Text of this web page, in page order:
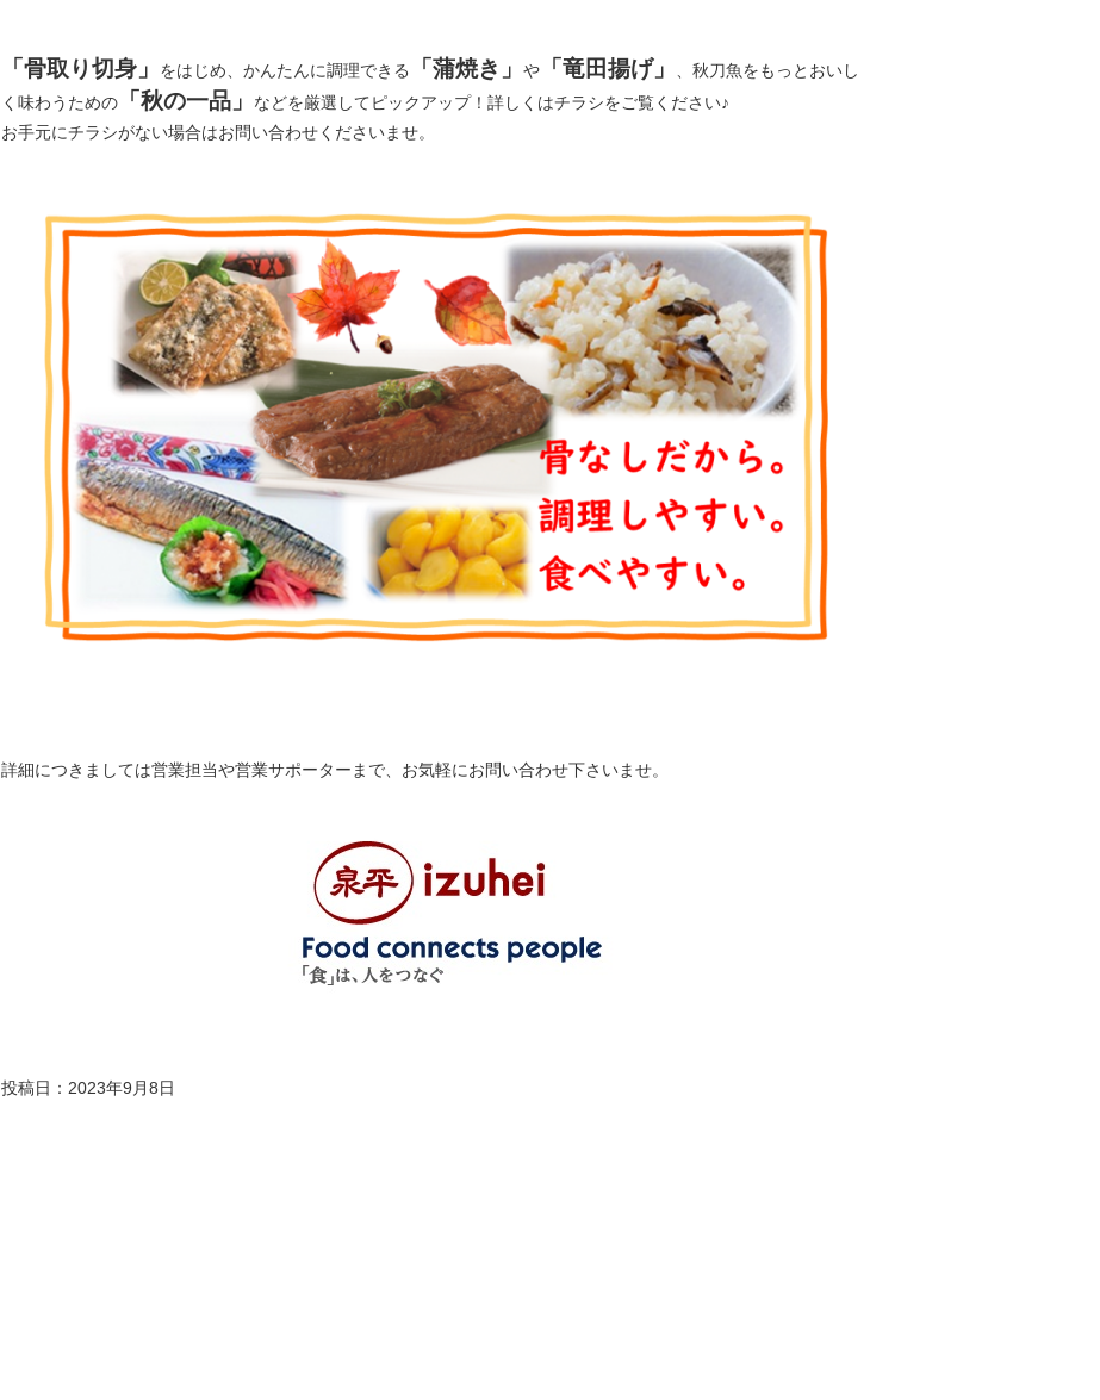
「骨取り切身」 をはじめ、かんたんに調理できる 「蒲焼き」 や 「竜田揚げ」
、秋刀魚をもっとおいし
く味わうための
「秋の一品」
などを厳選してピックアップ！詳しくはチラシをご覧ください♪
お手元にチラシがない場合はお問い合わせくださいませ。
詳細につきましては営業担当や営業サポーターまで、お気軽にお問い合わせ下さいませ。
投稿日：2023年9月8日